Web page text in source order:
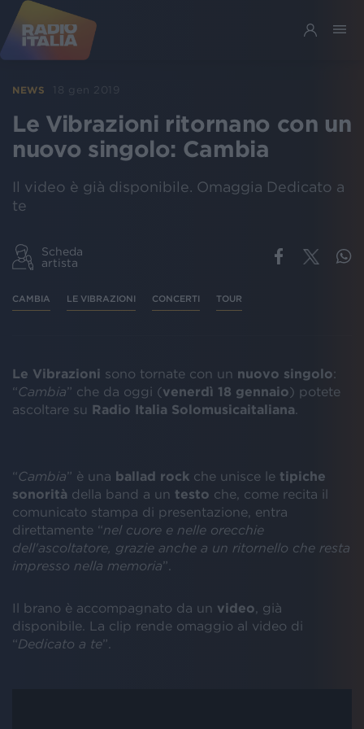
NEWS 18 gen 2019
Le Vibrazioni ritornano con un
nuovo singolo: Cambia
Il video è già disponibile. Omaggia Dedicato a
te
Scheda
artista
CAMBIA LE VIBRAZIONI CONCERTI TOUR
Le Vibrazioni sono tornate con un nuovo singolo:
“Cambia” che da oggi (venerdì 18 gennaio) potete
ascoltare su Radio Italia Solomusicaitaliana
“Cambia” è una ballad rock che unisce le tipiche
sonorità della band a un testo che, come recita il
comunicato stampa di presentazione, entra
direttamente “nel cuore e nelle orecchie
dell'ascoltatore, grazie anche a un ritornello che resta
impresso nella memoria”.
Il brano è accompagnato da un video , già
disponibile. La clip rende omaggio al video di
“Dedicato a te”.